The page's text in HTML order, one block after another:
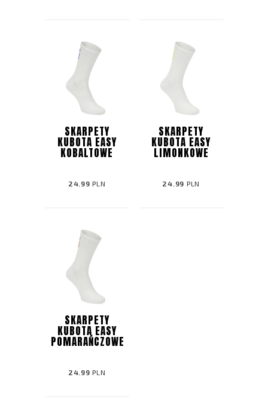
SKARPETY
KUBOTA EASY
KOBALTOWE
24.99 PLN
SKARPETY
KUBOTA EASY
LIMONKOWE
24.99 PLN
SKARPETY
KUBOTA EASY
POMARAŃCZOWE
24.99 PLN